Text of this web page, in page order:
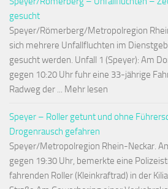
gesucht
Speyer/Römerberg/Metropolregion
sich mehrere Unfallfluchten im
gesucht werden. Unfall 1 (Speyer): Am
gegen 10:20 Uhr fuhr eine 33-jährige
Radweg der ... Mehr lesen
Speyer – Roller getunt und ohne
Drogenrausch gefahren
Speyer/Metropolregion Rhein-Neckar.
gegen 19:30 Uhr, bemerkte eine
fahrenden Roller (Kleinkraftrad) in der